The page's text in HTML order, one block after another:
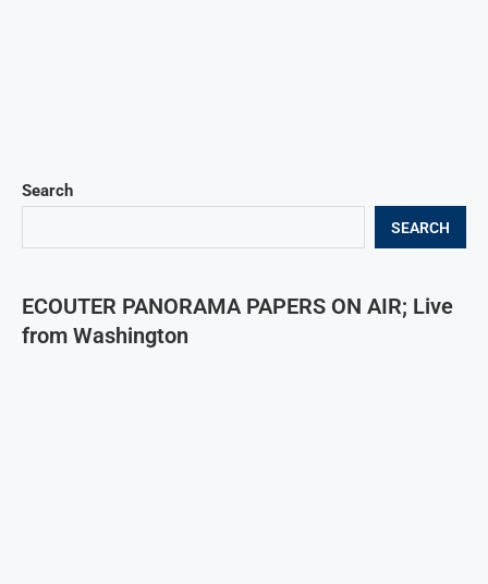
Search
SEARCH
ECOUTER PANORAMA PAPERS ON AIR; Live
from Washington